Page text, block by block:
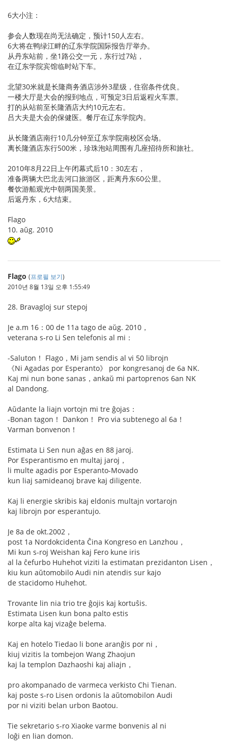
6大小注：
参会人数现在尚无法确定，预计150人左右。
6大将在鸭绿江畔的辽东学院国际报告厅举办。
从丹东站前，坐1路公交一元，东行过7站，
在辽东学院宾馆临时站下车。
北望30米就是长隆商务酒店涉外3星级，住宿条件优良。
一楼大厅是大会的报到地点，可预定3日后返程火车票。
打的从站前至长隆酒店大约10元左右。
吕大夫是大会的保健医。餐厅在辽东学院内。
从长隆酒店南行10几分钟至辽东学院南校区会场。
离长隆酒店东行500米，珍珠泡站周围有几座招待所和旅社。
2010年8月22日上午闭幕式后10：30左右，
准备两辆大巴北去河口旅游区，距离丹东60公里。
餐饮游船观光中朝两国美景。
后返丹东，6大结束。
Flago
10. aŭg. 2010
Flago (프로필 보기)
2010년 8월 13일 오후 1:55:49
28. Bravagloj sur stepoj
Je a.m 16：00 de 11a tago de aŭg. 2010，
veterana s-ro Li Sen telefonis al mi：
-Saluton！ Flago，Mi jam sendis al vi 50 librojn
《Ni Agadas por Esperanto》 por kongresanoj de 6a NK.
Kaj mi nun bone sanas，ankaŭ mi partoprenos 6an NK
al Dandong.
Aŭdante la liajn vortojn mi tre ĝojas：
-Bonan tagon！ Dankon！ Pro via subtenego al 6a！
Varman bonvenon！
Estimata Li Sen nun aĝas en 88 jaroj.
Por Esperantismo en multaj jaroj，
li multe agadis por Esperanto-Movado
kun liaj samideanoj brave kaj diligente.
Kaj li energie skribis kaj eldonis multajn vortarojn
kaj librojn por esperantujo.
Je 8a de okt.2002，
post 1a Nordokcidenta Ĉina Kongreso en Lanzhou，
Mi kun s-roj Weishan kaj Fero kune iris
al la ĉefurbo Huhehot viziti la estimatan prezidanton Lisen，
kiu kun aŭtomobilo Audi nin atendis sur kajo
de stacidomo Huhehot.
Trovante lin nia trio tre ĝojis kaj kortuŝis.
Estimata Lisen kun bona palto estis
korpe alta kaj vizaĝe belema.
Kaj en hotelo Tiedao li bone aranĝis por ni，
kiuj vizitis la tombejon Wang Zhaojun
kaj la templon Dazhaoshi kaj aliajn，
pro akompanado de varmeca verkisto Chi Tienan.
kaj poste s-ro Lisen ordonis la aŭtomobilon Audi
por ni viziti belan urbon Baotou.
Tie sekretario s-ro Xiaoke varme bonvenis al ni
loĝi en lian domon.